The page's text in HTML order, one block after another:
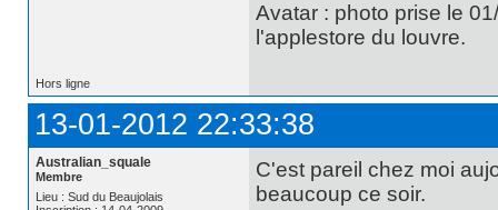
Avatar : photo prise le
l'applestore du louvre.
Hors ligne
13-01-2012 22:33:38
Australian_squale
Membre
Lieu : Sud du Beaujolais
C'est pareil chez moi
beaucoup ce soir.